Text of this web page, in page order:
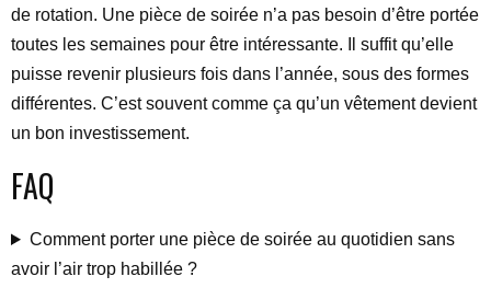
de rotation. Une pièce de soirée n’a pas besoin d’être portée
toutes les semaines pour être intéressante. Il suffit qu’elle
puisse revenir plusieurs fois dans l’année, sous des formes
différentes. C’est souvent comme ça qu’un vêtement devient
un bon investissement.
FAQ
Comment porter une pièce de soirée au quotidien sans
avoir l’air trop habillée ?